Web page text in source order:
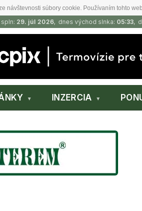
návštevnosti súbory cookie. Používaním tohto
29. júl 2026, dnes východ slnka: 05:33,
INZERCIA